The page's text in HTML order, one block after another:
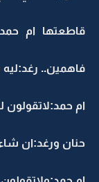
قاطعتها ام
فاهمين..
ام
حنان ورغد:ان شاء